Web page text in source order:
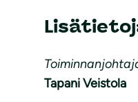
Tapani Veistola